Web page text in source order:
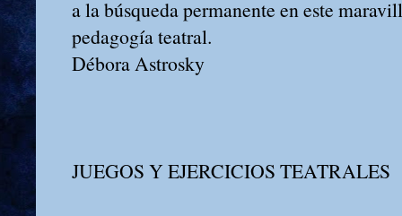
a la búsqueda permanente en este
pedagogía teatral.
Débora Astrosky
JUEGOS Y EJERCICIOS TEATRALES